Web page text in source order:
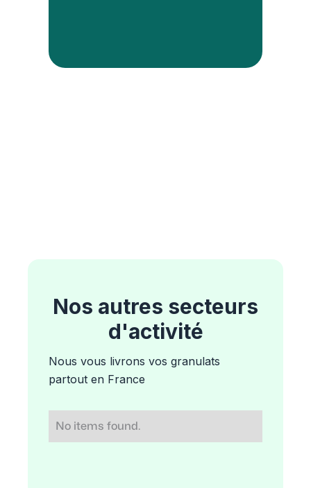
Nos autres secteurs
d'activité
Nous vous livrons vos granulats
partout en France
No items found.